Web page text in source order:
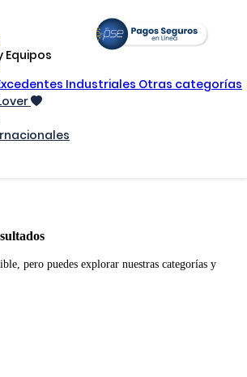
Equipos
Industriales Otras categorías
pero puedes explorar nuestras categorías y